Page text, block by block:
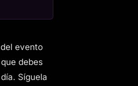
evento
debes
Síguela